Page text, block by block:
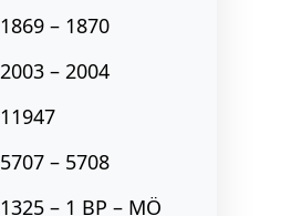
1869 – 1870
2003 – 2004
11947
5707 – 5708
1325 – 1 BP – MÖ